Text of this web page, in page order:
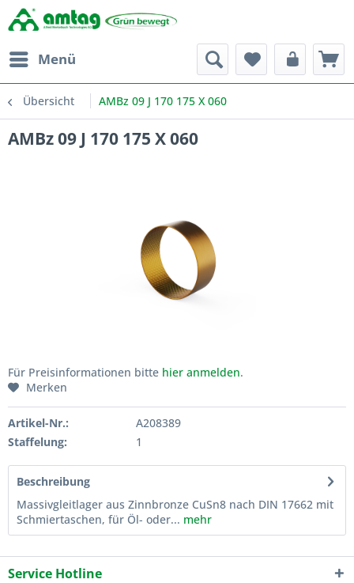
Menü
Übersicht AMBz 09 J 170 175 X 060
AMBz 09 J 170 175 X 060
Für Preisinformationen bitte hier anmelden.
Merken
Artikel-Nr.:
A208389
Staffelung:
1
Beschreibung
Massivgleitlager aus Zinnbronze CuSn8 nach DIN 17662 mit
Schmiertaschen, für Öl- oder... mehr
Service Hotline